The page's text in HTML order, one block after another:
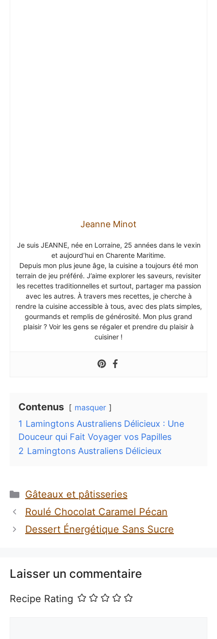
Jeanne Minot
Je suis JEANNE, née en Lorraine, 25 années dans le vexin
et aujourd’hui en Charente Maritime.
Depuis mon plus jeune âge, la cuisine a toujours été mon
terrain de jeu préféré. J’aime explorer les saveurs, revisiter
les recettes traditionnelles et surtout, partager ma passion
avec les autres. À travers mes recettes, je cherche à
rendre la cuisine accessible à tous, avec des plats simples,
gourmands et remplis de générosité. Mon plus grand
plaisir ? Voir les gens se régaler et prendre du plaisir à
cuisiner !
Contenus masquer
1 Lamingtons Australiens Délicieux : Une
Douceur qui Fait Voyager vos Papilles
2 Lamingtons Australiens Délicieux
Catégories
Gâteaux et pâtisseries
Roulé Chocolat Caramel Pécan
Dessert Énergétique Sans Sucre
Laisser un commentaire
Recipe Rating